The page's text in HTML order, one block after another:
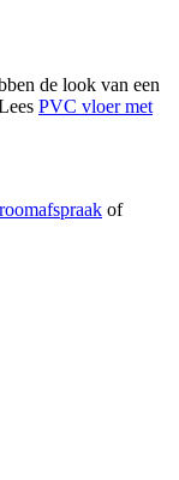
de look van een
PVC vloer met
of